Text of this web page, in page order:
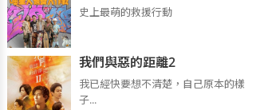
史上最萌的救援行動
我們與惡的距離2
我已經快要想不清楚，自己原本的樣
子...